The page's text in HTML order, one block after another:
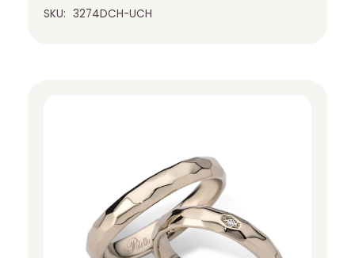
SKU: 3274DCH-UCH